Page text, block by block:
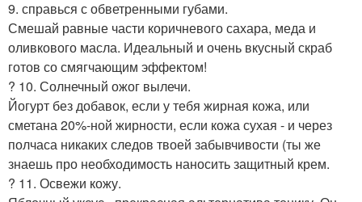
9. справься с обветренными губами.
Смешай равные части коричневого сахара, меда и
оливкового масла. Идеальный и очень вкусный скраб
готов со смягчающим эффектом!
? 10. Солнечный ожог вылечи.
Йогурт без добавок, если у тебя жирная кожа, или
сметана 20%-ной жирности, если кожа сухая - и через
полчаса никаких следов твоей забывчивости (ты же
знаешь про необходимость наносить защитный крем.
? 11. Освежи кожу.